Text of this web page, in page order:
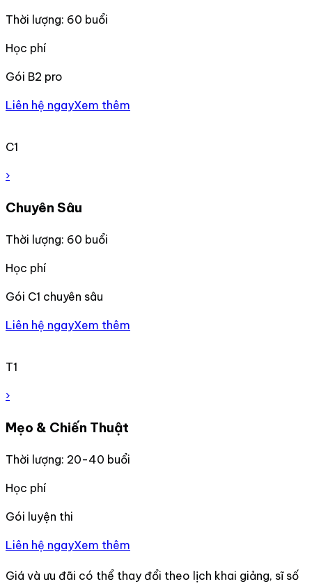
Thời lượng: 60 buổi
Học phí
Gói B2 pro
Liên hệ ngayXem thêm
C1
›
Chuyên Sâu
Thời lượng: 60 buổi
Học phí
Gói C1 chuyên sâu
Liên hệ ngayXem thêm
T1
›
Mẹo & Chiến Thuật
Thời lượng: 20-40 buổi
Học phí
Gói luyện thi
Liên hệ ngayXem thêm
Giá và ưu đãi có thể thay đổi theo lịch khai giảng, sĩ số